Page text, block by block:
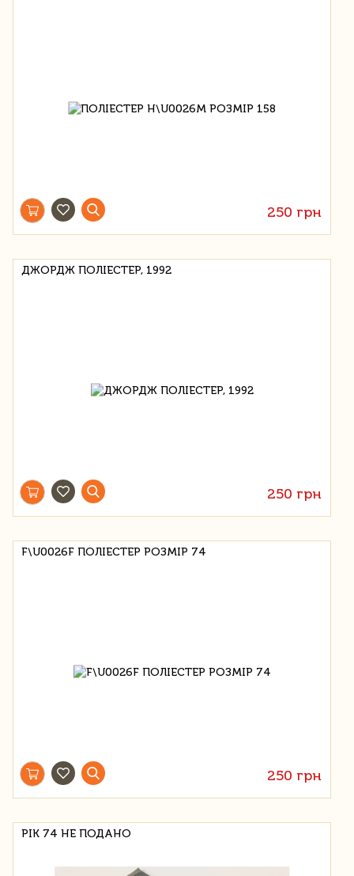
250 грн
ДЖОРДЖ ПОЛІЕСТЕР, 1992
250 грн
F\U0026F ПОЛІЕСТЕР РОЗМІР 74
250 грн
РІК 74 НЕ ПОДАНО